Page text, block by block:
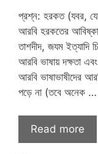
প্রশ্ন: হরকত (যবর,
আরবি হরকতের
তাশদীদ, জযম ইত্যাদি
আরবি ভাষায় দক্ষতা
আরবি ভাষাভাষীদের
পড়ে না (তবে অনেক …
Read more